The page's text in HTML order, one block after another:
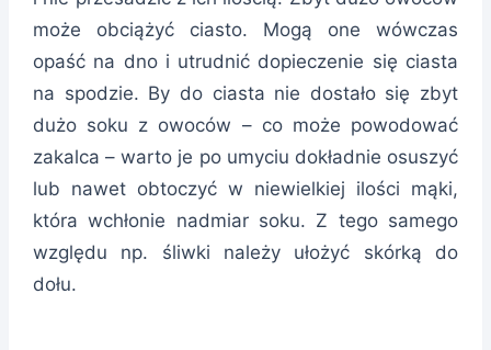
może obciążyć ciasto. Mogą one wówczas
opaść na dno i utrudnić dopieczenie się ciasta
na spodzie. By do ciasta nie dostało się zbyt
dużo soku z owoców – co może powodować
zakalca – warto je po umyciu dokładnie osuszyć
lub nawet obtoczyć w niewielkiej ilości mąki,
która wchłonie nadmiar soku. Z tego samego
względu np. śliwki należy ułożyć skórką do
dołu.